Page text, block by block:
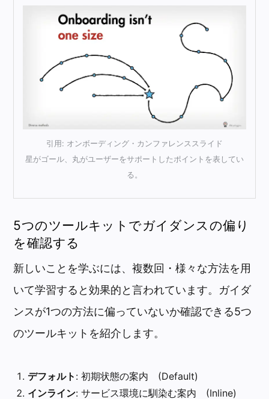
引用: オンボーディング・カンファレンススライド
星がゴール、丸がユーザーをサポートしたポイントを表してい
る。
5つのツールキットでガイダンスの偏り
を確認する
新しいことを学ぶには、複数回・様々な方法を用
いて学習すると効果的と言われています。ガイダ
ンスが1つの方法に偏っていないか確認できる5つ
のツールキットを紹介します。
デフォルト : 初期状態の案内 (Default)
インライン: サービス環境に馴染む案内 (Inline)